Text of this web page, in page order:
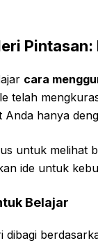
cara
telah
hanya
untuk melihat
ide untuk
Belajar
dibagi